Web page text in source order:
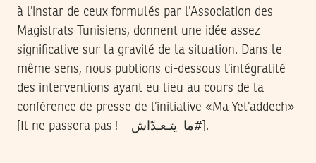
à l’instar de ceux formulés par l’Association des
Magistrats Tunisiens, donnent une idée assez
significative sur la gravité de la situation. Dans le
même sens, nous publions ci-dessous l’intégralité
des interventions ayant eu lieu au cours de la
conférence de presse de l’initiative «Ma Yet’addech»
[Il ne passera pas ! – ما_يتـعـدّاش#].